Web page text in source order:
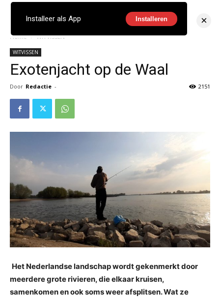
Home WITVISSEN
WITVISSEN
Exotenjacht op de Waal
Door Redactie - 2151
Het Nederlandse landschap wordt gekenmerkt door
meerdere grote rivieren, die elkaar kruisen,
samenkomen en ook soms weer afsplitsen. Wat ze
Installeer als App Installeren ×